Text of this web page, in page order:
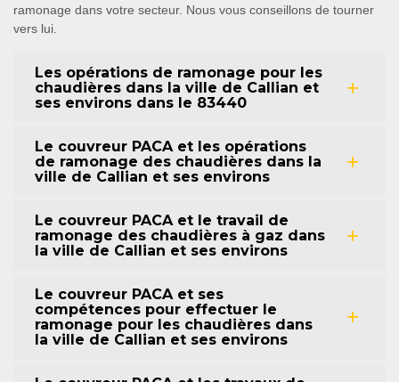
ramonage dans votre secteur. Nous vous conseillons de tourner
vers lui.
Les opérations de ramonage pour les
chaudières dans la ville de Callian et
ses environs dans le 83440
Le couvreur PACA et les opérations
de ramonage des chaudières dans la
ville de Callian et ses environs
Le couvreur PACA et le travail de
ramonage des chaudières à gaz dans
la ville de Callian et ses environs
Le couvreur PACA et ses
compétences pour effectuer le
ramonage pour les chaudières dans
la ville de Callian et ses environs